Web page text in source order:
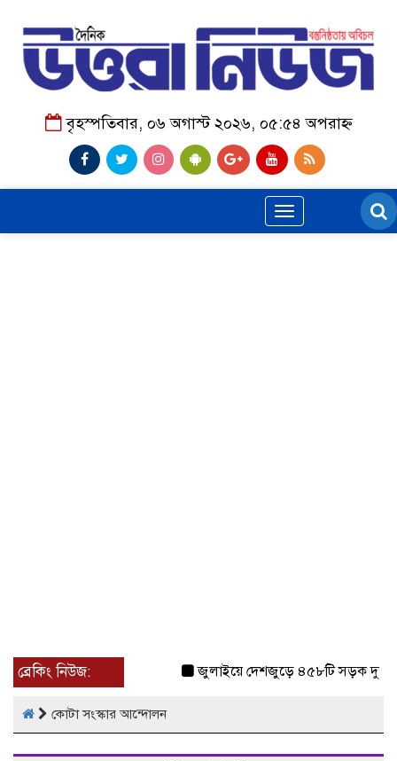
বৃহস্পতিবার, ০৬ অগাস্ট ২০২৬, ০৫:৫৪ অপরাহ্ন
Toggle
navigation
ব্রেকিং নিউজ: জুলাইয়ে দেশজুড়ে ৪৫৮টি সড়ক
কোটা সংস্কার আন্দোলন